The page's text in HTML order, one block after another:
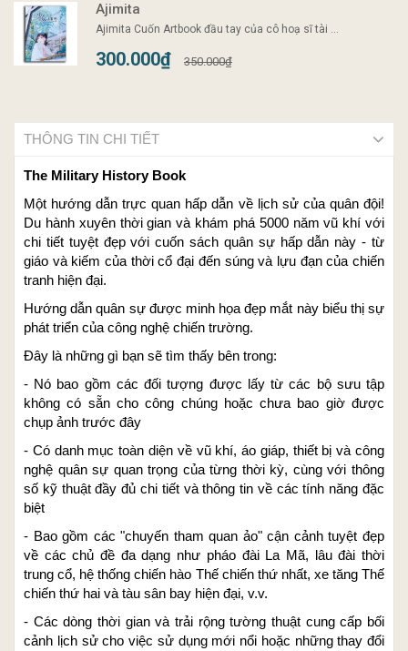
Ajimita
Ajimita Cuốn Artbook đầu tay của cô hoạ sĩ tài ...
300.000₫ 350.000₫
THÔNG TIN CHI TIẾT
The Military History Book
Một hướng dẫn trực quan hấp dẫn về lịch sử của quân đội!
Du hành xuyên thời gian và khám phá 5000 năm vũ khí với
chi tiết tuyệt đẹp với cuốn sách quân sự hấp dẫn này - từ
giáo và kiếm của thời cổ đại đến súng và lựu đạn của chiến
tranh hiện đại.
Hướng dẫn quân sự được minh họa đẹp mắt này biểu thị sự
phát triển của công nghệ chiến trường.
Đây là những gì bạn sẽ tìm thấy bên trong:
- Nó bao gồm các đối tượng được lấy từ các bộ sưu tập
không có sẵn cho công chúng hoặc chưa bao giờ được
chụp ảnh trước đây
- Có danh mục toàn diện về vũ khí, áo giáp, thiết bị và công
nghệ quân sự quan trọng của từng thời kỳ, cùng với thông
số kỹ thuật đầy đủ chi tiết và thông tin về các tính năng đặc
biệt
- Bao gồm các "chuyến tham quan ảo" cận cảnh tuyệt đẹp
về các chủ đề đa dạng như pháo đài La Mã, lâu đài thời
trung cổ, hệ thống chiến hào Thế chiến thứ nhất, xe tăng Thế
chiến thứ hai và tàu sân bay hiện đại, v.v.
- Các dòng thời gian và trải rộng tường thuật cung cấp bối
cảnh lịch sử cho việc sử dụng mới nổi hoặc những thay đổi